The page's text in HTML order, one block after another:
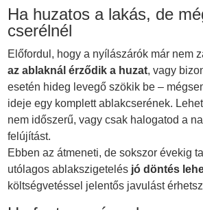
Ha huzatos a lakás, de
cserélnél
Előfordul, hogy a nyílászárók már nem
az ablaknál érződik a huzat, vagy
esetén hideg levegő szökik be –
ideje egy komplett ablakcserének.
nem időszerű, vagy csak halogatod a
felújítást.
Ebben az átmeneti, de sokszor évekig
utólagos ablakszigetelés jó döntés
költségvetéssel jelentős javulást